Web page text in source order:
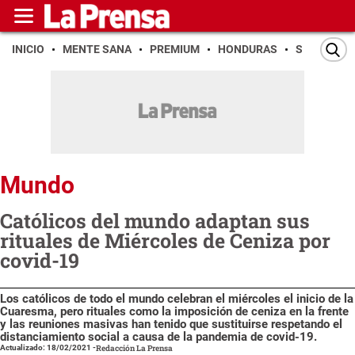
INICIO MENTE SANA PREMIUM HONDURAS SAN PEDRO
Mundo
Católicos del mundo adaptan sus
rituales de Miércoles de Ceniza por
covid-19
Los católicos de todo el mundo celebran el miércoles el inicio de la
Cuaresma, pero rituales como la imposición de ceniza en la frente
y las reuniones masivas han tenido que sustituirse respetando el
distanciamiento social a causa de la pandemia de covid-19.
Actualizado: 18/02/2021 -Redacción La Prensa